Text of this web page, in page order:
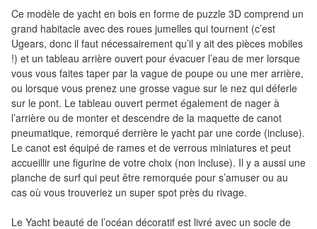
Tables
Accessoires
Jeux
de
société
Jeux
de
cartes
à
Collectionner
Ce modèle de yacht en bois en forme de puzzle 3D comprend un
grand habitacle avec des roues jumelles qui tournent (c’est
Ugears, donc il faut nécessairement qu’il y ait des pièces mobiles
!) et un tableau arrière ouvert pour évacuer l’eau de mer lorsque
vous vous faites taper par la vague de poupe ou une mer arrière,
ou lorsque vous prenez une grosse vague sur le nez qui déferle
sur le pont. Le tableau ouvert permet également de nager à
l’arrière ou de monter et descendre de la maquette de canot
pneumatique, remorqué derrière le yacht par une corde (incluse).
Le canot est équipé de rames et de verrous miniatures et peut
accueillir une figurine de votre choix (non incluse). Il y a aussi une
planche de surf qui peut être remorquée pour s’amuser ou au
cas où vous trouveriez un super spot près du rivage.
Le Yacht beauté de l’océan décoratif est livré avec un socle de